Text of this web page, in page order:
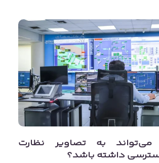
به تصاویر نظارت
داشته باشد؟